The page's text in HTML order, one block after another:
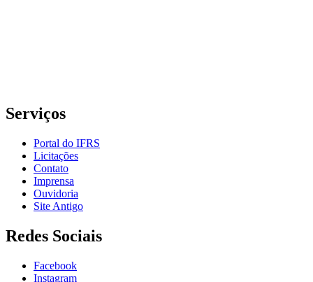
Serviços
Portal do IFRS
Licitações
Contato
Imprensa
Ouvidoria
Site Antigo
Redes Sociais
Facebook
Instagram